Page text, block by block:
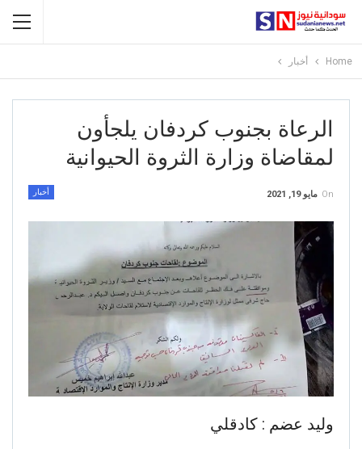
Home أخبار
الرعاة بجنوب كردفان يلجأون
لمقاضاة وزارة الثروة الحيوانية
أخبار On مايو 19, 2021
وليد عضم : كادقلي